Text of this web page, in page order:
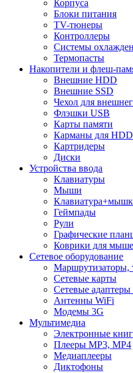
Корпуса
Блоки питания
TV-тюнеры
Контроллеры
Системы
Термопасты
Накопители и флеш-
Внешние HDD
Внешние SSD
Чехол для
Флэшки USB
Карты памяти
Карманы для HDD
Картридеры
Диски
Устройства ввода
Клавиатуры
Мыши
Геймпады
Рули
Графические
Коврики для
Сетевое оборудование
Маршрутизаторы,
Сетевые карты
Сетевые
Антенны WiFi
Модемы 3G
Мультимедиа
Электронные
Плееры MP3, MP4
Медиаплееры
Диктофоны